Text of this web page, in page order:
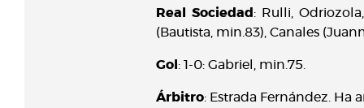
Real Sociedad : Rulli,
(Bautista, min.83), Canales
Gol : 1-0: Gabriel, min.75.
Árbitro: Estrada Fernández. Ha